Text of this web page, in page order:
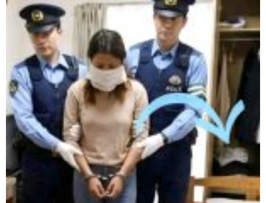
कपिलवस्तु र अर्घाखाँचीको सिमानाका शिव भाइरल पहाड
लुम्बिनीको नयाँ पर्यटकीय हब बन्दै,